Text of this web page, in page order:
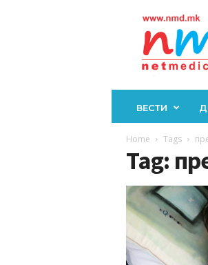
ВЕСТИ
Home Tags
Tag: